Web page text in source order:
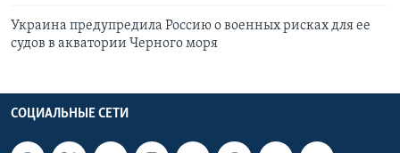
Украина предупредила Россию о военных рисках для ее
судов в акватории Черного моря
СОЦИАЛЬНЫЕ СЕТИ